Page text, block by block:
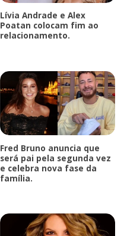
Lívia Andrade e Alex
Poatan colocam fim ao
relacionamento.
Fred Bruno anuncia que
será pai pela segunda vez
e celebra nova fase da
família.